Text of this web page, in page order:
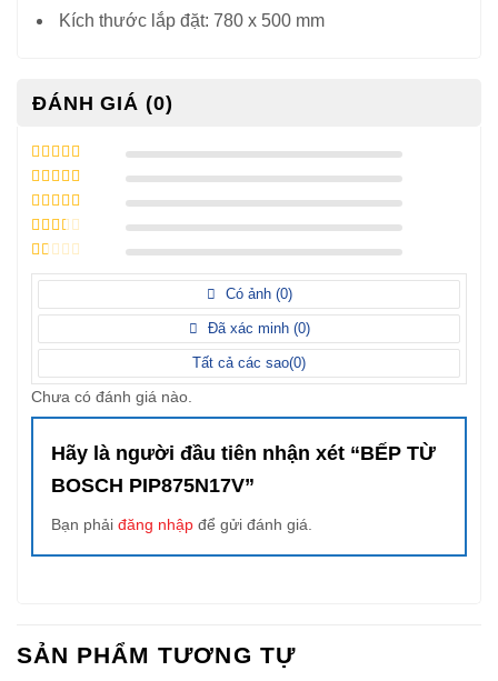
Kích thước lắp đặt: 780 x 500 mm
ĐÁNH GIÁ (0)
5 / 5 điểm
4 / 5 điểm
3 / 5
điểm
2 / 5
1/
điểm
Có ảnh (0)
Đã xác minh (0)
Tất cả các sao(0)
Chưa có đánh giá nào.
Hãy là người đầu tiên nhận xét “BẾP TỪ
BOSCH PIP875N17V”
Bạn phải đăng nhập để gửi đánh giá.
SẢN PHẨM TƯƠNG TỰ